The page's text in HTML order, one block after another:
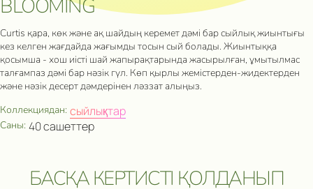
BLOOMING
Curtis қара, көк және ақ шайдың керемет дәмі бар сыйлық жиынтығы
кез келген жағдайда жағымды тосын сый болады. Жиынтыққа
қосымша - хош иісті шай жапырақтарында жасырылған, ұмытылмас
талғампаз дәмі бар нәзік гүл. Көп қырлы жемістерден-жидектерден
және нәзік десерт дәмдерінен ләззат алыңыз.
Коллекциядан: сыйлықтар
Саны: 40 сашеттер
БАСҚА КЕРТИСТІ ҚОЛДАНЫП